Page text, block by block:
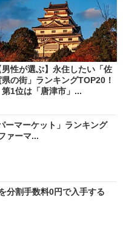
男性が選ぶ】永住したい「佐
県の街」ランキングTOP20！
1位は「唐津市」...
ーマーケット」ランキング
ァーマ...
分割手数料0円で入手する